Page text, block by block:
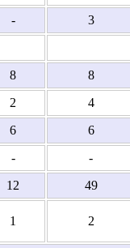
-
3
8
8
2
4
6
6
-
-
12
49
1 2